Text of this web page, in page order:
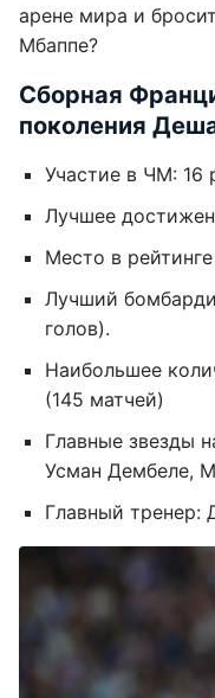
арене мира и
Мбаппе?
Сборная
поколения
Участие в ЧМ: 16
Лучшее
Место в
Лучший
голов).
Наибольшее
(145 матчей)
Главные звезды
Усман Дембеле,
Главный тренер: